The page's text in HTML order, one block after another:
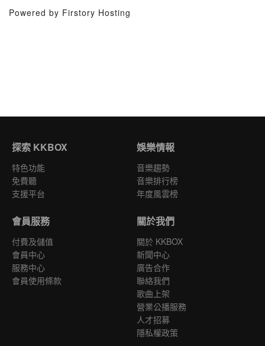
Powered by Firstory Hosting
探索 KKBOX
特色功能
免費聽
支援平台
娛樂情報
音樂趨勢
音樂排行榜
年度風雲榜
會員服務
付費及儲值
會員中心
服務中心
會員使用條款
關於我們
關於 KKBOX
新聞中心
廣告合作
聯絡我們
歌曲上架
營業公播服務
人才招募
隱私權政策